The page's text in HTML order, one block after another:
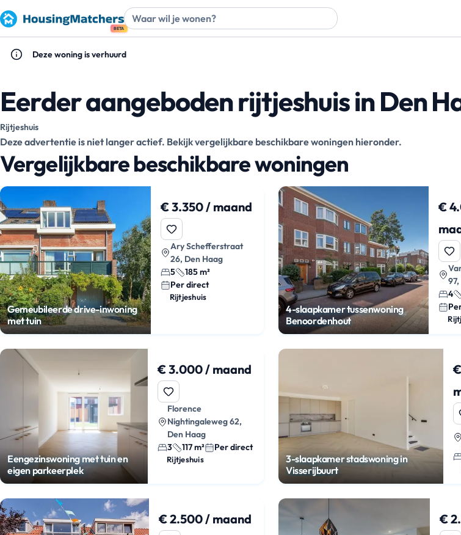
BETA
Deze woning is verhuurd
Eerder aangeboden rijtjeshuis in Den
Rijtjeshuis
Deze advertentie is niet langer actief. Bekijk vergelijkbare beschikbare woningen hieronder.
Vergelijkbare beschikbare woningen
Gemeubileerde drive-inwoning
met tuin
€ 3.350 / maand
Ary Schefferstraat
26, Den Haag
5
185 m²
Per direct
Rijtjeshuis
4-slaapkamer tussenwoning
Benoordenhout
€
4
Eengezinswoning met tuin en
eigen parkeerplek
€ 3.000 / maand
Florence
Nightingaleweg 62,
Den Haag
3
117 m² Per direct
Rijtjeshuis
3-slaapkamer stadswoning in
Visserijbuurt
€ 2.500 / maand €